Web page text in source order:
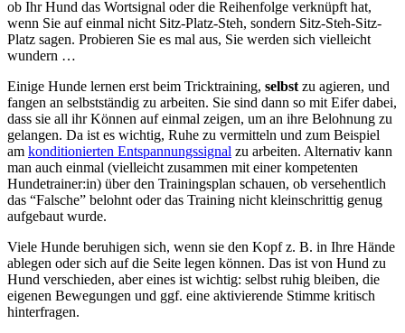
ob Ihr Hund das Wortsignal oder die Reihenfolge verknüpft hat,
wenn Sie auf einmal nicht Sitz-Platz-Steh, sondern Sitz-Steh-Sitz-
Platz sagen. Probieren Sie es mal aus, Sie werden sich vielleicht
wundern …
Einige Hunde lernen erst beim Tricktraining, selbst zu agieren, und
fangen an selbstständig zu arbeiten. Sie sind dann so mit Eifer dabei,
dass sie all ihr Können auf einmal zeigen, um an ihre Belohnung zu
gelangen. Da ist es wichtig, Ruhe zu vermitteln und zum Beispiel
am konditionierten Entspannungssignal zu arbeiten. Alternativ kann
man auch einmal (vielleicht zusammen mit einer kompetenten
Hundetrainer:in) über den Trainingsplan schauen, ob versehentlich
das “Falsche” belohnt oder das Training nicht kleinschrittig genug
aufgebaut wurde.
Viele Hunde beruhigen sich, wenn sie den Kopf z. B. in Ihre Hände
ablegen oder sich auf die Seite legen können. Das ist von Hund zu
Hund verschieden, aber eines ist wichtig: selbst ruhig bleiben, die
eigenen Bewegungen und ggf. eine aktivierende Stimme kritisch
hinterfragen.